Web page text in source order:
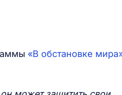
«В обстановке